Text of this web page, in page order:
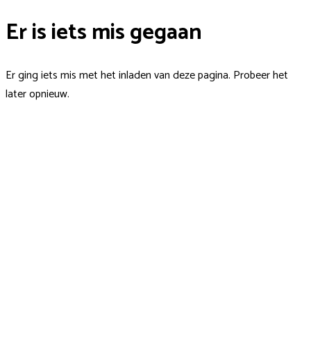
Er is iets mis gegaan
Er ging iets mis met het inladen van deze pagina. Probeer het
later opnieuw.